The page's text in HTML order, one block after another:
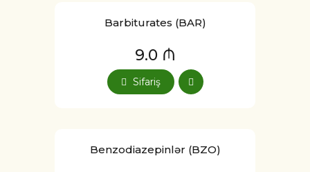
Barbiturates (BAR)
9.0 ₼
Sifariş
Benzodiazepinlər (BZO)